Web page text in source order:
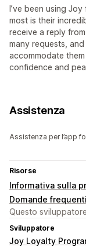
I’ve been using
most is their
receive a reply
many requests,
accommodate
confidence and
Assistenza
Assistenza per l’app
Risorse
Informativa sulla
Domande frequenti
Questo
Sviluppatore
Joy Loyalty